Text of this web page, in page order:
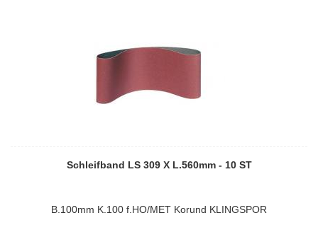
Schleifband LS 309 X L.560mm - 10 ST
B.100mm K.100 f.HO/MET Korund KLINGSPOR